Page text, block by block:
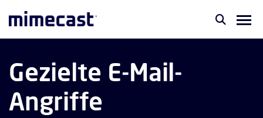
Gezielte E-Mail-
Angriffe